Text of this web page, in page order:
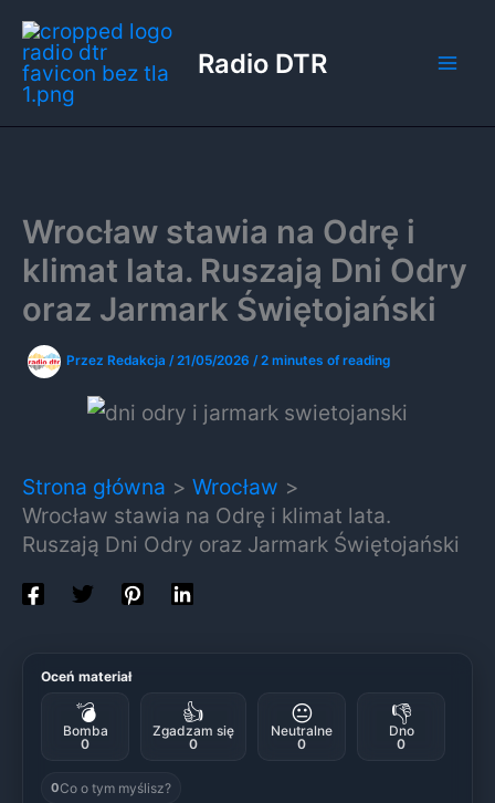
Przejdź
do
treści
Radio DTR
Wrocław stawia na Odrę i
klimat lata. Ruszają Dni Odry
oraz Jarmark Świętojański
Przez Redakcja /21/05/2026 /2 minutes of reading
Strona główna
Wrocław
Wrocław stawia na Odrę i klimat lata.
Ruszają Dni Odry oraz Jarmark Świętojański
Oceń materiał
💣
Bomba
0
👍
Zgadzam się
0
😐
Neutralne
0
👎
Dno
0
0Co o tym myślisz?